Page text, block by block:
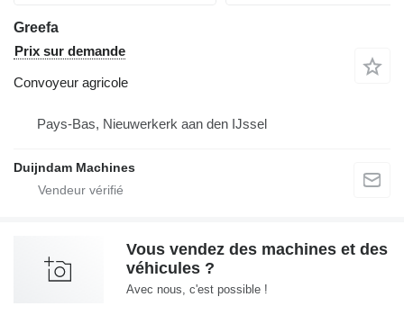
Greefa
Prix sur demande
Convoyeur agricole
Pays-Bas, Nieuwerkerk aan den IJssel
Duijndam Machines
Vous vendez des machines et des
véhicules ?
Avec nous, c'est possible !